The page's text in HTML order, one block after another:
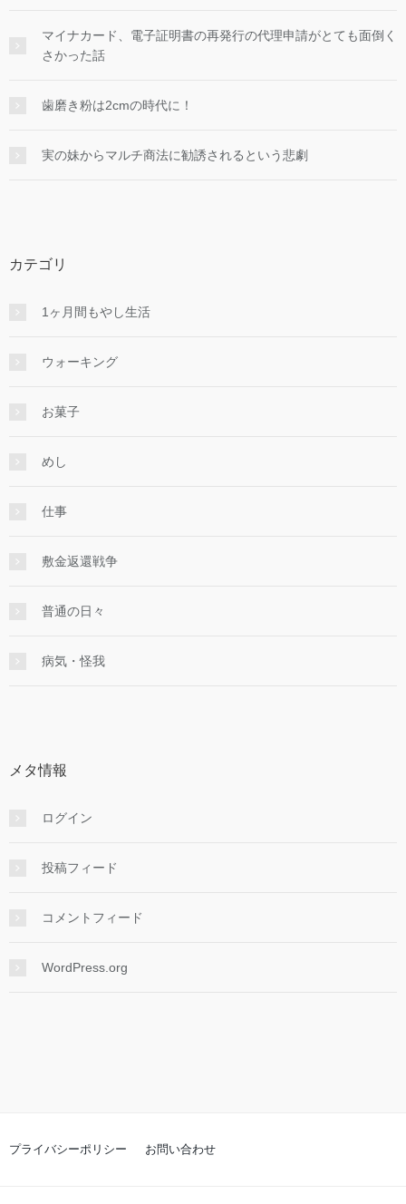
マイナカード、電子証明書の再発行の代理申請がとても面倒く
さかった話
歯磨き粉は2cmの時代に！
実の妹からマルチ商法に勧誘されるという悲劇
カテゴリ
1ヶ月間もやし生活
ウォーキング
お菓子
めし
仕事
敷金返還戦争
普通の日々
病気・怪我
メタ情報
ログイン
投稿フィード
コメントフィード
WordPress.org
プライバシーポリシー お問い合わせ